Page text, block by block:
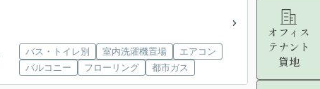
オフィス
テナント
貸地
バス・トイレ別 室内洗濯機置場
エアコン
バルコニー
フローリング 都市ガス